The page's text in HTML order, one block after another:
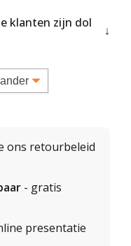
klanten zijn dol
ons retourbeleid
- gratis
presentatie